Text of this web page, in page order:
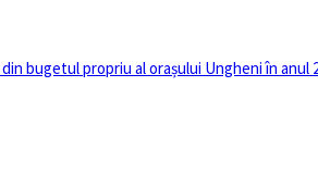
bugetul propriu al orașului Ungheni în